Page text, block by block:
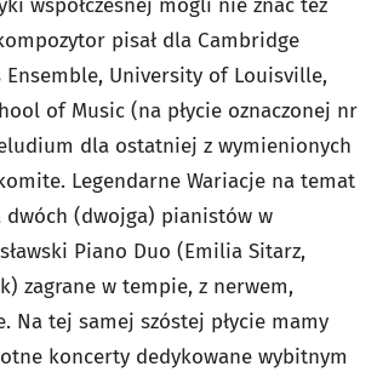
współczesnej mogli nie znać też
pisał dla Cambridge
Ensemble, University of Louisville,
of Music (na płycie oznaczonej nr
dla ostatniej z wymienionych
Legendarne Wariacje na temat
dwóch (dwojga) pianistów w
Piano Duo (Emilia Sitarz,
zagrane w tempie, z nerwem,
Na tej samej szóstej płycie mamy
koncerty dedykowane wybitnym